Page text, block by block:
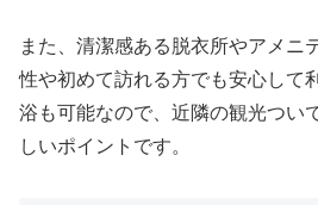
また、清潔感ある脱衣所やアメニ
性や初めて訪れる方でも安心して
浴も可能なので、近隣の観光つい
しいポイントです。